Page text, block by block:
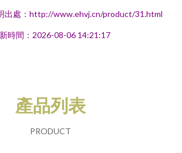
出處：http://www.ehvj.cn/product/31.html
時間：2026-08-06 14:21:17
產品列表
PRODUCT